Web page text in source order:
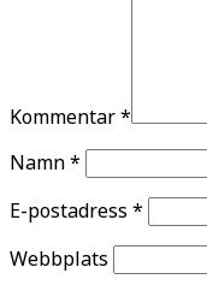
Kommentar*
Namn*
E-postadress *
Webbplats